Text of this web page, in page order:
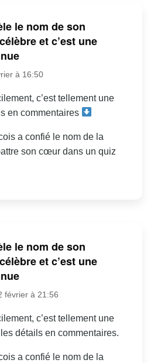
le nom de son
et c’est une
à 16:50
c’est tellement une
en commentaires
a confié le nom de la
son cœur dans un quiz
le nom de son
et c’est une
février à 21:56
c’est tellement une
détails en commentaires.
a confié le nom de la